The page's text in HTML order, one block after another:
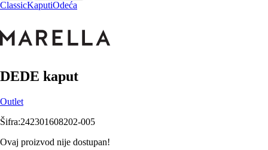
ClassicKaputiOdeća
DEDE kaput
Outlet
Šifra:242301608202-005
Ovaj proizvod nije dostupan!